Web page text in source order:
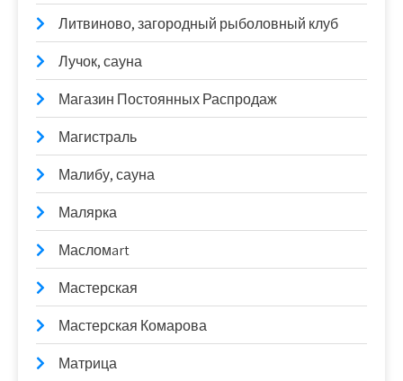
Литвиново, загородный рыболовный клуб
Лучок, сауна
Магазин Постоянных Распродаж
Магистраль
Малибу, сауна
Малярка
Масломart
Мастерская
Мастерская Комарова
Матрица